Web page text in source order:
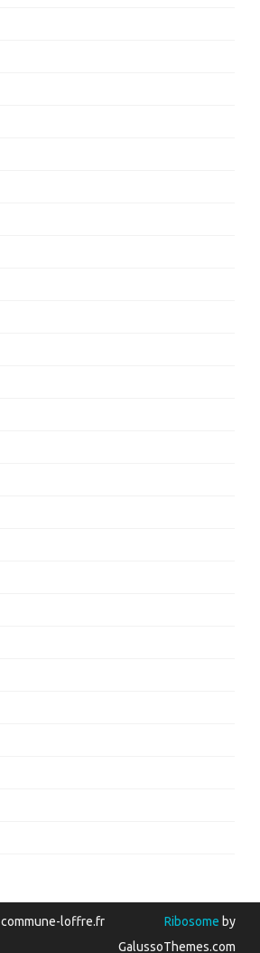
commune-loffre.fr Ribosome by
GalussoThemes.com